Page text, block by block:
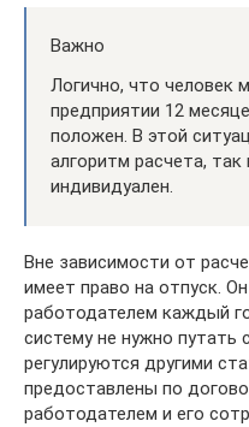
Важно
Логично, что человек
предприятии 12
положен. В этой
алгоритм расчета,
индивидуален.
Вне зависимости от
имеет право на отпуск.
работодателем каждый
систему не нужно
регулируются другими
предоставлены по
работодателем и его